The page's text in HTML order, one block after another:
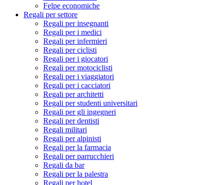
Felpe economiche
Regali per settore
Regali per insegnanti
Regali per i medici
Regali per infermieri
Regali per ciclisti
Regali per i giocatori
Regali per motociclisti
Regali per i viaggiatori
Regali per i cacciatori
Regali per architetti
Regali per studenti universitari
Regali per gli ingegneri
Regali per dentisti
Regali militari
Regali per alpinisti
Regali per la farmacia
Regali per parrucchieri
Regali da bar
Regali per la palestra
Regali per hotel